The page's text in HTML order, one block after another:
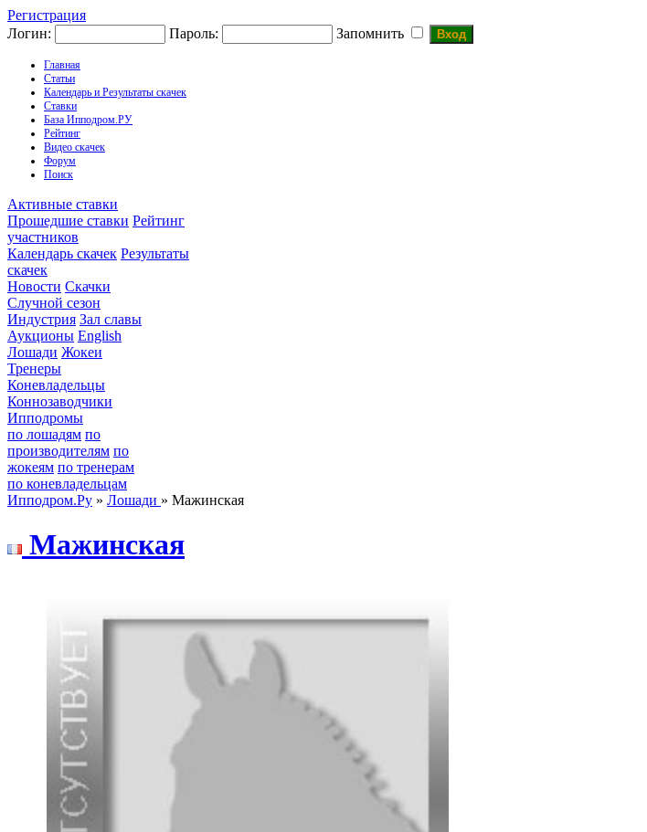
Регистрация
Логин:
Пароль: Запомнить
Главная
Статьи
Календарь и Результаты скачек
Ставки
База Ипподром.РУ
Рейтинг
Видео скачек
Форум
Поиск
Активные ставки
Прошедшие ставки Рейтинг
участников
Календарь скачек Результаты
скачек
Новости Скачки
Случной сезон
Индустрия Зал славы
Аукционы English
Лошади Жокеи
Тренеры
Коневладельцы
Коннозаводчики
Ипподромы
по лошадям по
производителям по
жокеям по тренерам
по коневладельцам
Ипподром.Ру » Лошади » Мажинская
Мажинcкая